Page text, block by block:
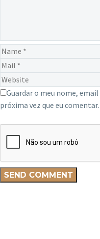
Guardar o meu nome,
próxima vez que eu comentar.
SEND COMMENT